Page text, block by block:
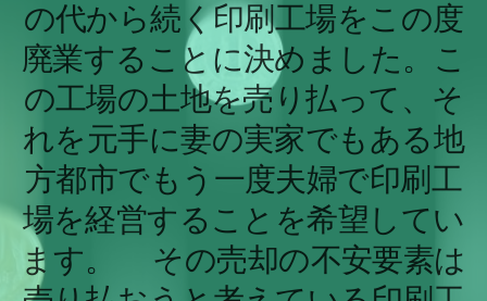
の代から続く印刷工場をこの度
廃業することに決めました。こ
の工場の土地を売り払って、そ
れを元手に妻の実家でもある地
方都市でもう一度夫婦で印刷工
場を経営することを希望してい
ます。 その売却の不安要素は